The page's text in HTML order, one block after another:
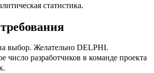
статистика.
выбор. Желательно DELPHI.
число разработчиков в команде проекта